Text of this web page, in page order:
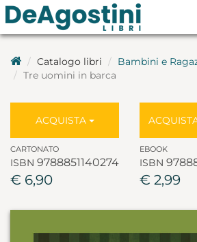
Catalogo libri
Bambini e
Tre uomini in barca
ACQUISTA
CARTONATO
ISBN 9788851140274
€ 6,90
EBOOK
ISBN
€ 2,99